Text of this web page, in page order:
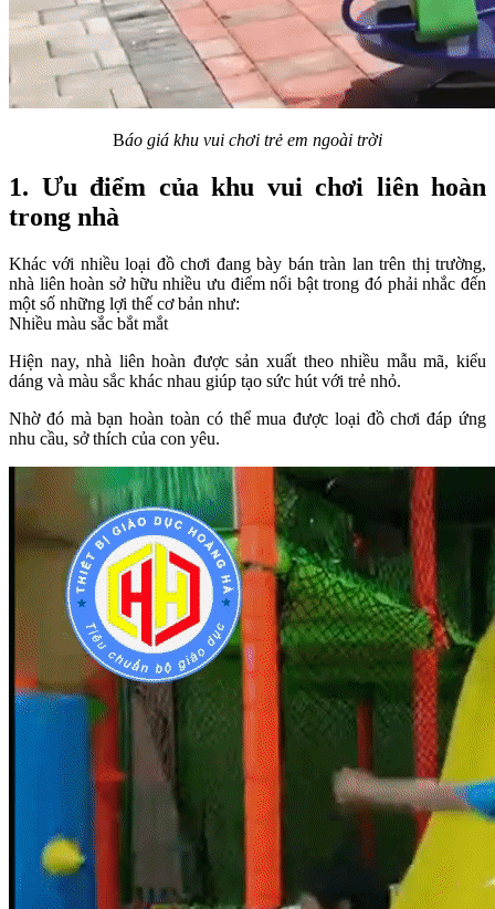
Báo giá khu vui chơi trẻ em ngoài trời
1. Ưu điểm của khu vui chơi liên hoàn
trong nhà
Khác với nhiều loại đồ chơi đang bày bán tràn lan trên thị trường,
nhà liên hoàn sở hữu nhiều ưu điểm nổi bật trong đó phải nhắc đến
một số những lợi thế cơ bản như:
Nhiều màu sắc bắt mắt
Hiện nay, nhà liên hoàn được sản xuất theo nhiều mẫu mã, kiểu
dáng và màu sắc khác nhau giúp tạo sức hút với trẻ nhỏ.
Nhờ đó mà bạn hoàn toàn có thể mua được loại đồ chơi đáp ứng
nhu cầu, sở thích của con yêu.